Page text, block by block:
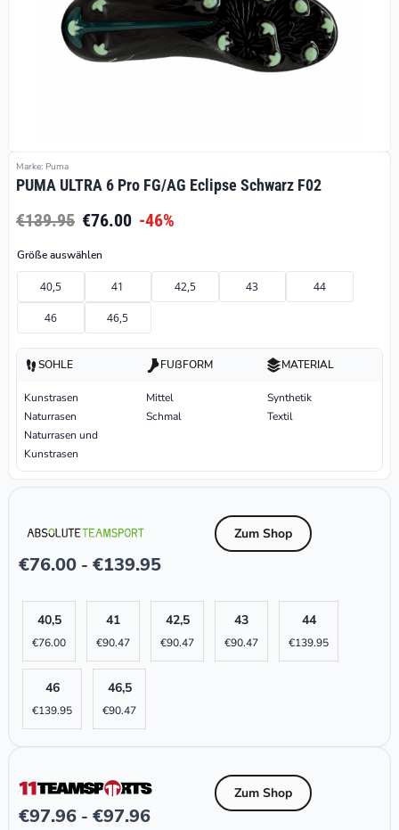
Marke: Puma
PUMA ULTRA 6 Pro FG/AG Eclipse Schwarz F02
€139.95 €76.00 -46%
Größe auswählen
40,5 41 42,5 43 44
46 46,5
SOHLE
Kunstrasen
Naturrasen
Naturrasen und
Kunstrasen
FUßFORM
Mittel
Schmal
MATERIAL
Synthetik
Textil
€76.00 - €139.95
Zum Shop
40,5
€76.00
41
€90.47
42,5
€90.47
43
€90.47
44
€139.95
46
€139.95
46,5
€90.47
€97.96 - €97.96
Zum Shop